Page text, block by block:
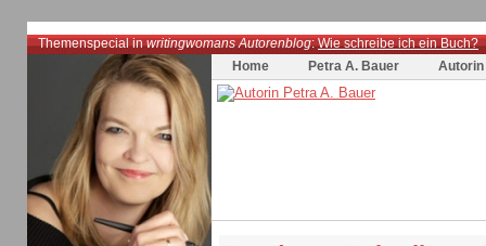
Themenspecial inwritingwomans Autorenblog:Wie schreibe ich ein Buch?
Home
Petra A. Bauer Autorin